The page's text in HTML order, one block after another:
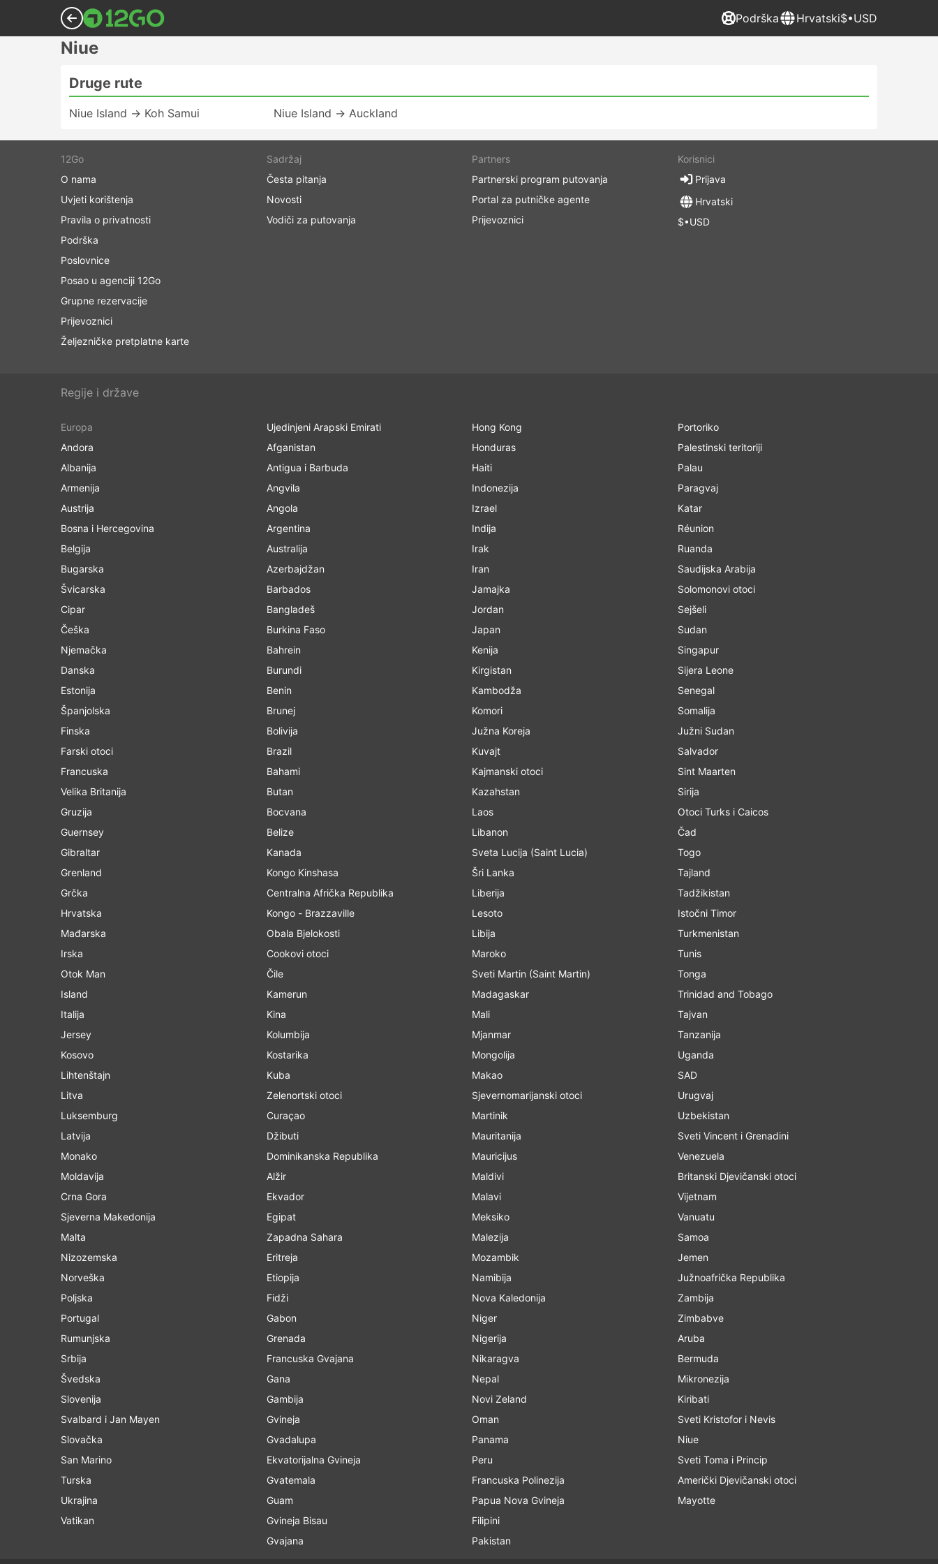
Podrška Hrvatski$•USD
Niue
Druge rute
Niue Island → Koh Samui Niue Island → Auckland
12Go
O nama
Uvjeti korištenja
Pravila o privatnosti
Podrška
Poslovnice
Posao u agenciji 12Go
Grupne rezervacije
Prijevoznici
Željezničke pretplatne karte
Sadržaj
Česta pitanja
Novosti
Vodiči za putovanja
Partners
Partnerski program putovanja
Portal za putničke agente
Prijevoznici
Korisnici
Prijava
Hrvatski
$•USD
Regije i države
Europa
Andora
Albanija
Armenija
Austrija
Bosna i Hercegovina
Belgija
Bugarska
Švicarska
Cipar
Češka
Njemačka
Danska
Estonija
Španjolska
Finska
Farski otoci
Francuska
Velika Britanija
Gruzija
Guernsey
Gibraltar
Grenland
Grčka
Hrvatska
Mađarska
Irska
Otok Man
Island
Italija
Jersey
Kosovo
Lihtenštajn
Litva
Luksemburg
Latvija
Monako
Moldavija
Crna Gora
Sjeverna Makedonija
Malta
Nizozemska
Norveška
Poljska
Portugal
Rumunjska
Srbija
Švedska
Slovenija
Svalbard i Jan Mayen
Slovačka
San Marino
Turska
Ukrajina
Vatikan
Ujedinjeni Arapski Emirati
Afganistan
Antigua i Barbuda
Angvila
Angola
Argentina
Australija
Azerbajdžan
Barbados
Bangladeš
Burkina Faso
Bahrein
Burundi
Benin
Brunej
Bolivija
Brazil
Bahami
Butan
Bocvana
Belize
Kanada
Kongo Kinshasa
Centralna Afrička Republika
Kongo - Brazzaville
Obala Bjelokosti
Cookovi otoci
Čile
Kamerun
Kina
Kolumbija
Kostarika
Kuba
Zelenortski otoci
Curaçao
Džibuti
Dominikanska Republika
Alžir
Ekvador
Egipat
Zapadna Sahara
Eritreja
Etiopija
Fidži
Gabon
Grenada
Francuska Gvajana
Gana
Gambija
Gvineja
Gvadalupa
Ekvatorijalna Gvineja
Gvatemala
Guam
Gvineja Bisau
Gvajana
Hong Kong
Honduras
Haiti
Indonezija
Izrael
Indija
Irak
Iran
Jamajka
Jordan
Japan
Kenija
Kirgistan
Kambodža
Komori
Južna Koreja
Kuvajt
Kajmanski otoci
Kazahstan
Laos
Libanon
Sveta Lucija (Saint Lucia)
Šri Lanka
Liberija
Lesoto
Libija
Maroko
Sveti Martin (Saint Martin)
Madagaskar
Mali
Mjanmar
Mongolija
Makao
Sjevernomarijanski otoci
Martinik
Mauritanija
Mauricijus
Maldivi
Malavi
Meksiko
Malezija
Mozambik
Namibija
Nova Kaledonija
Niger
Nigerija
Nikaragva
Nepal
Novi Zeland
Oman
Panama
Peru
Francuska Polinezija
Papua Nova Gvineja
Filipini
Pakistan
Portoriko
Palestinski teritoriji
Palau
Paragvaj
Katar
Réunion
Ruanda
Saudijska Arabija
Solomonovi otoci
Sejšeli
Sudan
Singapur
Sijera Leone
Senegal
Somalija
Južni Sudan
Salvador
Sint Maarten
Sirija
Otoci Turks i Caicos
Čad
Togo
Tajland
Tadžikistan
Istočni Timor
Turkmenistan
Tunis
Tonga
Trinidad and Tobago
Tajvan
Tanzanija
Uganda
SAD
Urugvaj
Uzbekistan
Sveti Vincent i Grenadini
Venezuela
Britanski Djevičanski otoci
Vijetnam
Vanuatu
Samoa
Jemen
Južnoafrička Republika
Zambija
Zimbabve
Aruba
Bermuda
Mikronezija
Kiribati
Sveti Kristofor i Nevis
Niue
Sveti Toma i Princip
Američki Djevičanski otoci
Mayotte